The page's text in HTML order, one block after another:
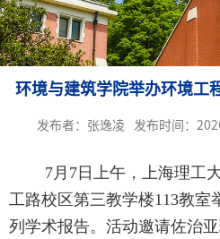
环境与建筑学院举办环境工
发布者：张逸凌 发布时间：
7月 7 日上午，上海理工
工路校区第三教学楼113教室
列学术报告。活动邀请佐治